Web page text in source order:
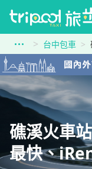
台中包車
礁溪火車
最快、